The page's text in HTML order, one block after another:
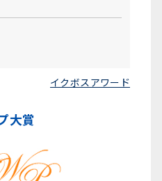
イクボスアワード
大賞